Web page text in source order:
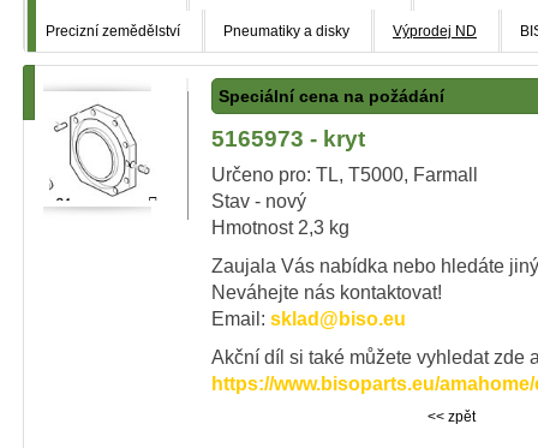
Precizní zemědělství Pneumatiky a disky Výprodej ND
Speciální cena na požádání
5165973 - kryt
Určeno pro: TL, T5000, Farmall
Stav - nový
Hmotnost 2,3 kg
Zaujala Vás nabídka nebo hledáte
Neváhejte nás kontaktovat!
Email: sklad@biso.eu
Akční díl si také můžete vyhledat zde
https://www.bisoparts.eu/
<< zpět